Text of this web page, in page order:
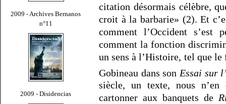
2009 - Archives Bernanos
n°11
2009 - Disidencias
citation désormais célèbre,
croit à la barbarie» (2). Et
comment l’Occident s’est
comment la fonction
un sens à l’Histoire, tel que
Gobineau dans son Essai sur
siècle, un texte, nous
cartonner aux banquets de